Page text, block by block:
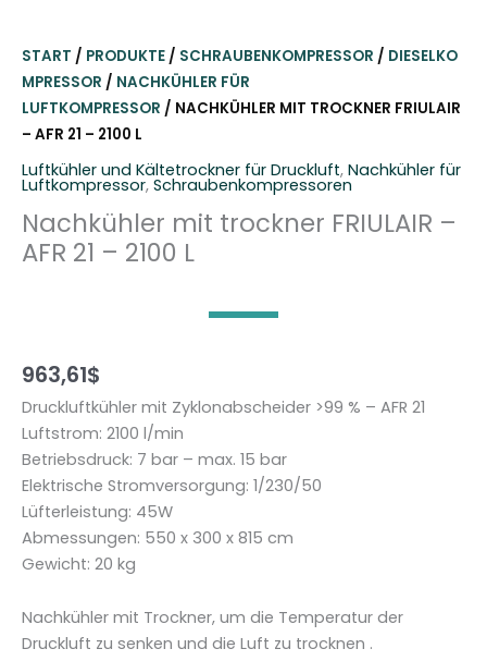
START / PRODUKTE / SCHRAUBENKOMPRESSOR / DIESELKO
MPRESSOR / NACHKÜHLER FÜR
LUFTKOMPRESSOR / NACHKÜHLER MIT TROCKNER FRIULAIR
– AFR 21 – 2100 L
Luftkühler und Kältetrockner für Druckluft, Nachkühler für
Luftkompressor, Schraubenkompressoren
Nachkühler mit trockner FRIULAIR –
AFR 21 – 2100 L
963,61$
Druckluftkühler mit Zyklonabscheider >99 % – AFR 21
Luftstrom: 2100 l/min
Betriebsdruck: 7 bar – max. 15 bar
Elektrische Stromversorgung: 1/230/50
Lüfterleistung: 45W
Abmessungen: 550 x 300 x 815 cm
Gewicht: 20 kg
Nachkühler mit Trockner, um die Temperatur der
Druckluft zu senken und die Luft zu trocknen .